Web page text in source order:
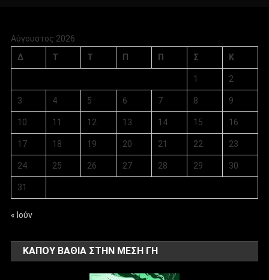
Αύγουστος 2026
Δ
Τ Τ Π Π Σ Κ
1 2
3 4 5 6 7 8 9
10 11 12 13 14 15 16
17 18 19 20 21 22 23
24 25 26 27 28 29 30
31
« Ιούν
ΚΑΠΟΥ ΒΑΘΙΑ ΣΤΗΝ ΜΕΣΗ ΓΗ